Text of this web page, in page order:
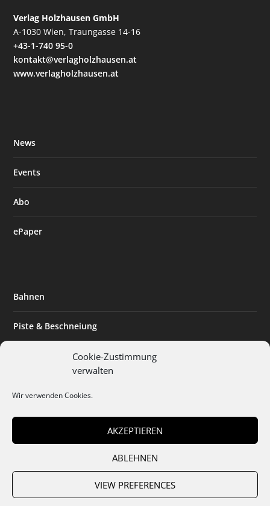
Cookie-Zustimmung
verwalten
Wir verwenden Cookies.
AKZEPTIEREN
ABLEHNEN
VIEW PREFERENCES
Verlag Holzhausen GmbH
A-1030 Wien, Traungasse 14-16
+43-1-740 95-0
kontakt@verlagholzhausen.at
www.verlagholzhausen.at
News
Events
Abo
ePaper
Bahnen
Piste & Beschneiung
Expertise & Technik
Mediadaten Cookies Datenschutz